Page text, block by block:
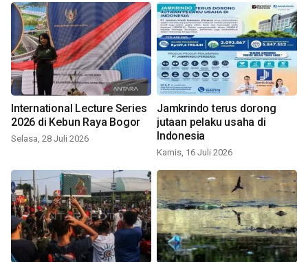
International Lecture Series
2026 di Kebun Raya Bogor
Selasa, 28 Juli 2026
Jamkrindo terus dorong
jutaan pelaku usaha di
Indonesia
Kamis, 16 Juli 2026